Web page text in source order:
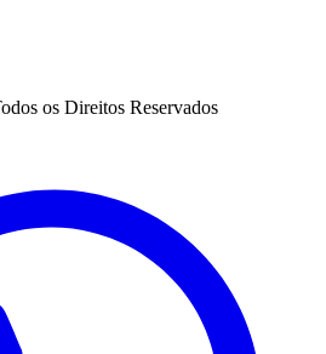
os Direitos Reservados